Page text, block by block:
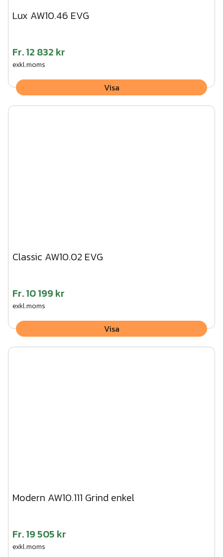
Lux AW10.46 EVG
Fr.12 832 kr
exkl.moms
Visa
Classic AW10.02 EVG
Fr.10 199 kr
exkl.moms
Visa
Modern AW10.111 Grind enkel
Fr.19 505 kr
exkl.moms